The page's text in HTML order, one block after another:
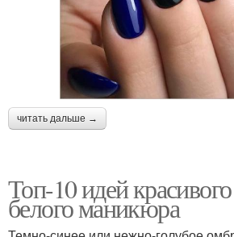
читать дальше →
Топ-10 идей
белого маникюра